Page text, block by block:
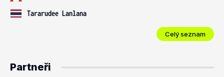
Tararudee Lanlana
Celý seznam
Partneři